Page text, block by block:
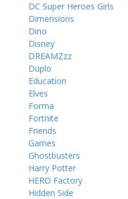
DC Super Heroes Girls
Dimensions
Dino
Disney
DREAMZzz
Duplo
Education
Elves
Forma
Fortnite
Friends
Games
Ghostbusters
Harry Potter
HERO Factory
Hidden Side